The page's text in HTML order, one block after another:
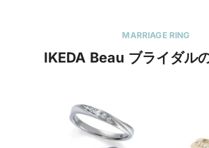
MARRIAGE RING
IKEDA Beau ブライダル